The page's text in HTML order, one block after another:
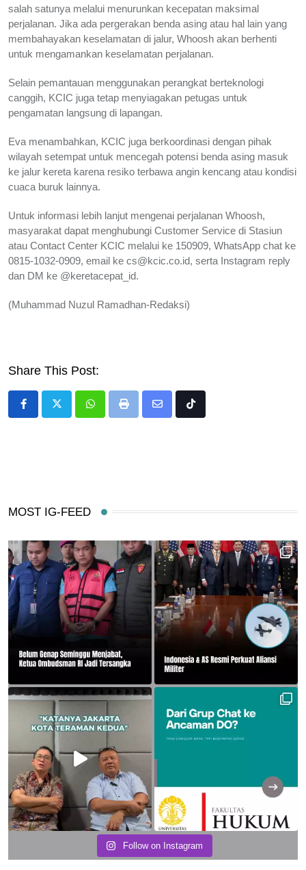
salah satunya melalui menurunkan kecepatan maksimal
perjalanan. Jika ada pergerakan benda asing atau hal lain yang
membahayakan keselamatan di jalur, Whoosh akan berhenti
untuk mengamankan keselamatan perjalanan.
Selain pemantauan menggunakan perangkat berteknologi
canggih, KCIC juga tetap menyiagakan petugas untuk
pengamatan langsung di lapangan.
Eva menambahkan, KCIC juga berkoordinasi dengan pihak
wilayah setempat untuk mencegah potensi benda asing masuk
ke jalur kereta karena resiko terbawa angin kencang atau kondisi
cuaca buruk lainnya.
Untuk informasi lebih lanjut mengenai perjalanan Whoosh,
masyarakat dapat menghubungi Customer Service di Stasiun
atau Contact Center KCIC melalui ke 150909, WhatsApp chat ke
0815-1032-0909, email ke cs@kcic.co.id, serta ⁠Instagram reply
dan DM ke @keretacepat_id.
(Muhammad Nuzul Ramadhan-Redaksi)
Share This Post:
WhatsappPrint
Share
Tiktok
MOST IG-FEED
Follow on Instagram